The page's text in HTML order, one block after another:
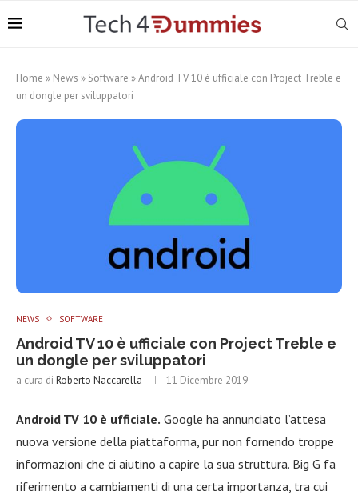
Home » News » Software »Android TV 10 è ufficiale con Project Treble e
un dongle per sviluppatori
NEWS SOFTWARE
Android TV 10 è ufficiale con Project Treble e
un dongle per sviluppatori
a cura di Roberto Naccarella 11 Dicembre 2019
Android TV 10 è ufficiale. Google ha annunciato l’attesa
nuova versione della piattaforma, pur non fornendo troppe
informazioni che ci aiutino a capire la sua struttura. Big G fa
riferimento a cambiamenti di una certa importanza, tra cui